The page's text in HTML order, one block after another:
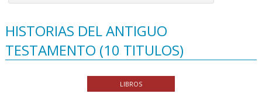
HISTORIAS DEL ANTIGUO
TESTAMENTO (10 TITULOS)
LIBROS